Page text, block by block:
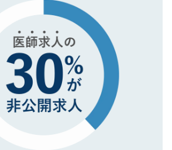
持に関してもご安心ください。